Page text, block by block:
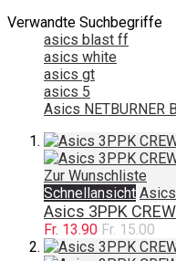
Verwandte Suchbegriffe
asics blast ff
asics white
asics gt
asics 5
Asics NETBURNER
Zur Wunschliste
Schnellansicht
Asics 3PPK
Fr. 13.90 Fr. 15.00